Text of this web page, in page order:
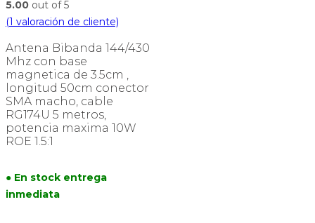
5.00 out of 5
(1 valoración de cliente)
Antena Bibanda 144/430
Mhz con base
magnetica de 3.5cm ,
longitud 50cm conector
SMA macho, cable
RG174U 5 metros,
potencia maxima 10W
ROE 1.5:1
● En stock entrega
inmediata